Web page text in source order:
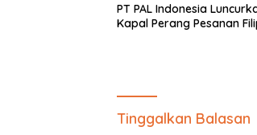
PT PAL Indonesia
Kapal Perang Pesanan
Tinggalkan Balasan